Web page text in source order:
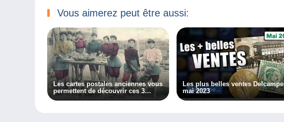
Vous aimerez peut être aussi:
Les cartes postales anciennes vous
permettent de découvrir ces 3
métiers oubliés !
Les plus belles ventes Delcampe
mai 2023